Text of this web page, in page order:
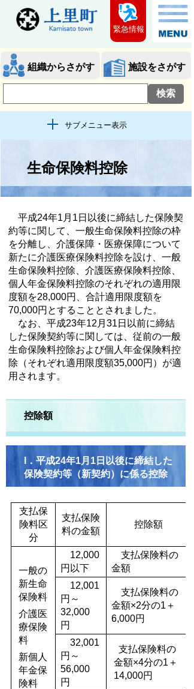
組織からさがす 施設をさがす
サブメニュー表示
緊急情報
生命保険料控除
平成24年1月1日以後に締結した保険契
約等に関して、一般生命保険料控除の枠
を分離し、介護保障・医療保障について
新たに介護医療保険料控除を設け、一般
生命保険料控除、介護医療保険料控除、
個人年金保険料控除のそれぞれの適用限
度額を28,000円、合計適用限度額を
70,000円とすることとされました。
なお、平成23年12月31日以前に締結
した保険契約等に関しては、従前の一般
生命保険料控除および個人年金保険料控
除（それぞれ適用限度額35,000円）が適
用されます。
控除額
I．平成24年1月1日以後に締結した
保険契約等（新契約）に係る控除
支払保
険料区
分
支払保険
料の金額
控除額
一般の
新生命
保険料
介護医
療保険
料
新個人
年金保
険料
12,000
円以下
支払保険料の
金額
12,001
円～
32,000
円
支払保険料の
金額×2分の1＋
6,000円
32,001
円～
56,000
円
支払保険料の
金額×4分の1＋
14,000円